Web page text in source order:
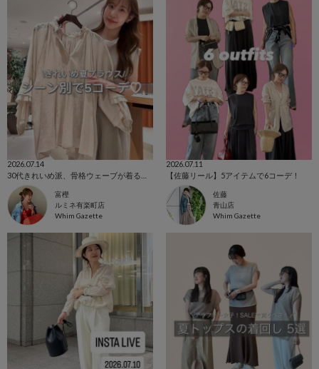
2026.07.14
富樫
ルミネ有楽町店
Whim Gazette
2026.07.11
【佐藤リール】5アイテムで6コーデ！
佐藤
青山店
Whim Gazette